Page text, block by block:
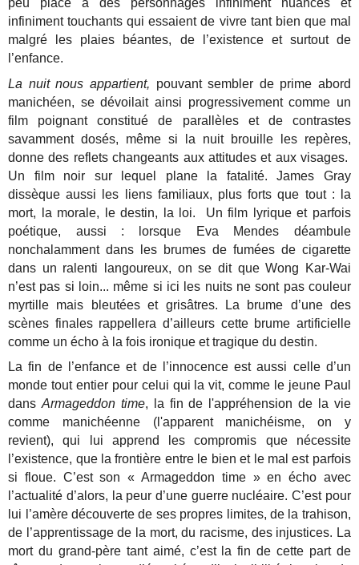
peu place à des personnages infiniment nuancés et
infiniment touchants qui essaient de vivre tant bien que mal
malgré les plaies béantes, de l’existence et surtout de
l’enfance.
La nuit nous appartient, pouvant sembler de prime abord
manichéen, se dévoilait ainsi progressivement comme un
film poignant constitué de parallèles et de contrastes
savamment dosés, même si la nuit brouille les repères,
donne des reflets changeants aux attitudes et aux visages.
Un film noir sur lequel plane la fatalité. James Gray
dissèque aussi les liens familiaux, plus forts que tout : la
mort, la morale, le destin, la loi. Un film lyrique et parfois
poétique, aussi : lorsque Eva Mendes déambule
nonchalamment dans les brumes de fumées de cigarette
dans un ralenti langoureux, on se dit que Wong Kar-Wai
n’est pas si loin... même si ici les nuits ne sont pas couleur
myrtille mais bleutées et grisâtres. La brume d’une des
scènes finales rappellera d’ailleurs cette brume artificielle
comme un écho à la fois ironique et tragique du destin.
La fin de l’enfance et de l’innocence est aussi celle d’un
monde tout entier pour celui qui la vit, comme le jeune Paul
dans Armageddon time, la fin de l'appréhension de la vie
comme manichéenne (l'apparent manichéisme, on y
revient), qui lui apprend les compromis que nécessite
l’existence, que la frontière entre le bien et le mal est parfois
si floue. C’est son « Armageddon time » en écho avec
l’actualité d’alors, la peur d’une guerre nucléaire. C’est pour
lui l’amère découverte de ses propres limites, de la trahison,
de l’apprentissage de la mort, du racisme, des injustices. La
mort du grand-père tant aimé, c’est la fin de cette part de